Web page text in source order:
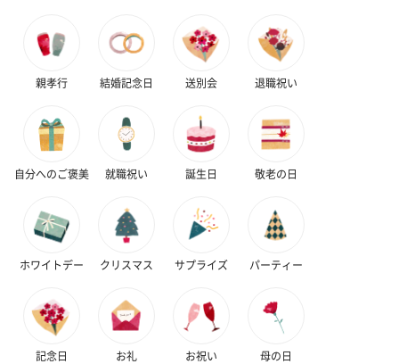
ハンドタオル・ハンカチ
ハンドタオル・ハンカチを同梱してお届けいたします。ギフトへ
の＋αにおすすめです。
花束ハンドタオル（ピ
ンク）（1,760円）
ルー）（1,760円）
キャンドル・お香
親孝行 結婚記念日 送別会 退職祝い
自分へのご褒美 就職祝い 誕生日 敬老の日
ホワイトデー クリスマス サプライズ パーティー
記念日 お礼 お祝い 母の日